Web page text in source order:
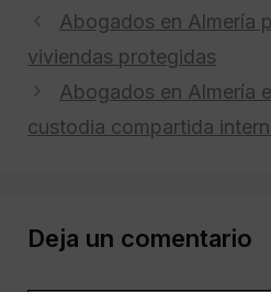
Abogados en Almería
viviendas protegidas
Abogados en Almería
custodia compartida
Deja un comentario